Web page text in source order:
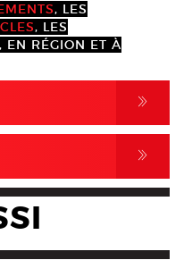
, LES
, LES
EN RÉGION ET À
,
,